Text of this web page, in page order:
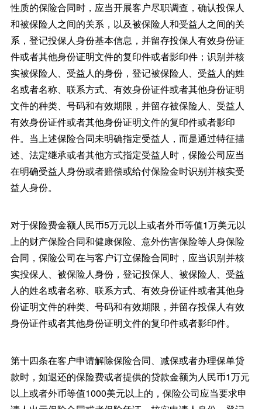
性质的保险合同时，应当开展客户尽职调查，确认投保人
和被保险人之间的关系，以及被保险人和受益人之间的关
系，登记投保人身份基本信息，并留存投保人有效身份证
件或者其他身份证明文件的复印件或者影印件；识别并核
实被保险人、受益人的身份，登记被保险人、受益人的姓
名或者名称、联系方式、有效身份证件或者其他身份证明
文件的种类、号码和有效期限，并留存被保险人、受益人
有效身份证件或者其他身份证明文件的复印件或者影印
件。当上述保险合同未明确指定受益人，而是通过特征描
述、法定继承或者其他方式指定受益人时，保险公司应当
在明确受益人身份或者赔偿或给付保险金时识别并核实受
益人身份。
对于保险费金额人民币5万元以上或者外币等值1万美元以
上的财产保险合同和健康保险、意外伤害保险等人身保险
合同，保险公司在与客户订立保险合同时，应当识别并核
实投保人、被保险人身份，登记投保人、被保险人、受益
人的姓名或者名称、联系方式、有效身份证件或者其他身
份证明文件的种类、号码和有效期限，并留存投保人有效
身份证件或者其他身份证明文件的复印件或者影印件。
第十四条在客户申请解除保险合同、减保或者办理保单贷
款时，如退还的保险费或者提供的贷款金额为人民币1万元
以上或者外币等值1000美元以上的，保险公司应当要求申